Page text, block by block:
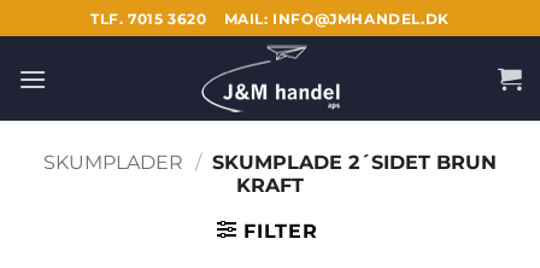
til
indhold
TLF. 7015 3620 MAIL: INFO@JMHANDEL.DK
SKUMPLADER / SKUMPLADE 2´SIDET BRUN
KRAFT
FILTER